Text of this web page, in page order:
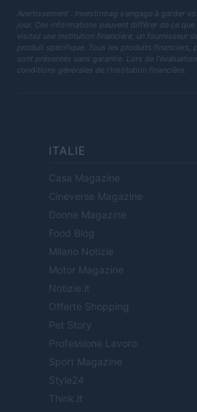
Avertissement : Investirmag s'engage à garder
jour. Ces informations peuvent différer de ce
visitez une institution financière, un fournisseur
produit spécifique. Tous les produits financiers,
sont présentés sans garantie. Lors de
conditions générales de l'institution financière.
ITALIE
Casa Magazine
Cineverse Magazine
Donne Magazine
Food Blog
Milano Notizie
Motor Magazine
Notizie.it
Offerte Shopping
Pet Story
Professione Lavoro
Sport Magazine
Style24
Think.it